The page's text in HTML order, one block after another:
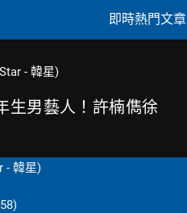
即時熱門文章
- 韓星)
生男藝人！許楠儁徐
- 韓星)